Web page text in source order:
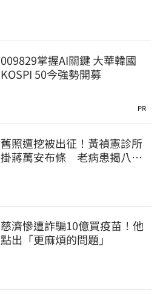
009829掌握AI關鍵 大華韓國
KOSPI 50今強勢開募
PR
舊照遭挖被出征！黃禎憲診所
掛蔣萬安布條 老病患揭八仙
慈濟慘遭詐騙10億買疫苗！他
點出「更麻煩的問題」